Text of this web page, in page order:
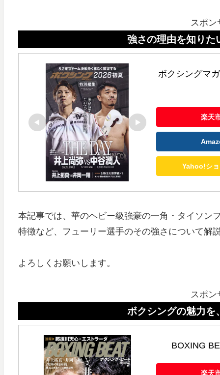
スポン
強さの理由を知りたいなら、
ボクシングマ
楽天
Yahoo!シ
本記事では、華のヘビー級強豪の一角・タイソン
特徴など、フューリー選手のその強さについて解
よろしくお願いします。
スポン
ボクシングの魅力を、ボクシ
BOXING
楽天